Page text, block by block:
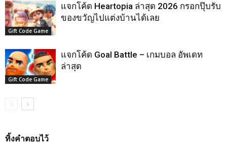
Gift Code Game
แจกโค้ด Heartopia ล่าสุด 2026 กรอกปุ๊บรับ
ของขวัญไปแต่งบ้านได้เลย
Gift Code Game
แจกโค้ด Goal Battle – เกมบอล อัพเดท
ล่าสุด
ทิ้งคำตอบไว้